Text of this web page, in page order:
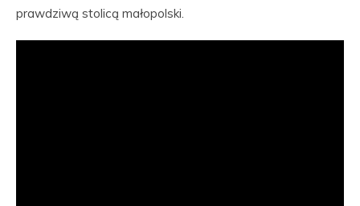
prawdziwą stolicą małopolski.